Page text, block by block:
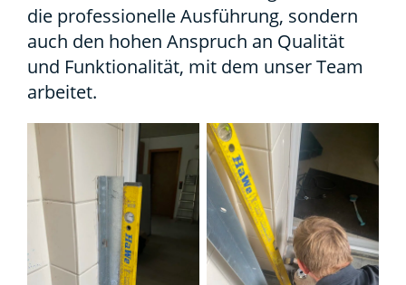
die pro­fes­sio­nel­le Aus­füh­rung, son­dern
auch den hohen Anspruch an Qua­li­tät
und Funk­tio­na­li­tät, mit dem unser Team
arbei­tet.